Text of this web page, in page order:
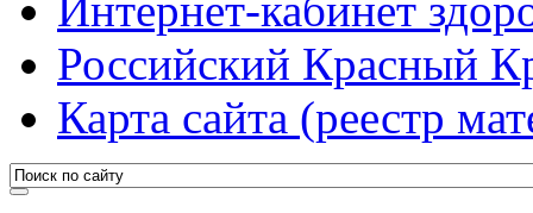
Российский Красный
Карта сайта (реестр